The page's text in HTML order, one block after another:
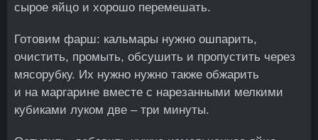
сырое яйцо и хорошо перемешать.
Готовим фарш: кальмары нужно ошпарить,
очистить, промыть, обсушить и пропустить через
мясорубку. Их нужно нужно также обжарить
и на маргарине вместе с нарезанными мелкими
кубиками луком две – три минуты.